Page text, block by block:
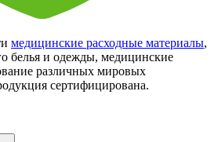
медицинские расходные материалы,
белья и одежды, медицинские
различных мировых
сертифицирована.